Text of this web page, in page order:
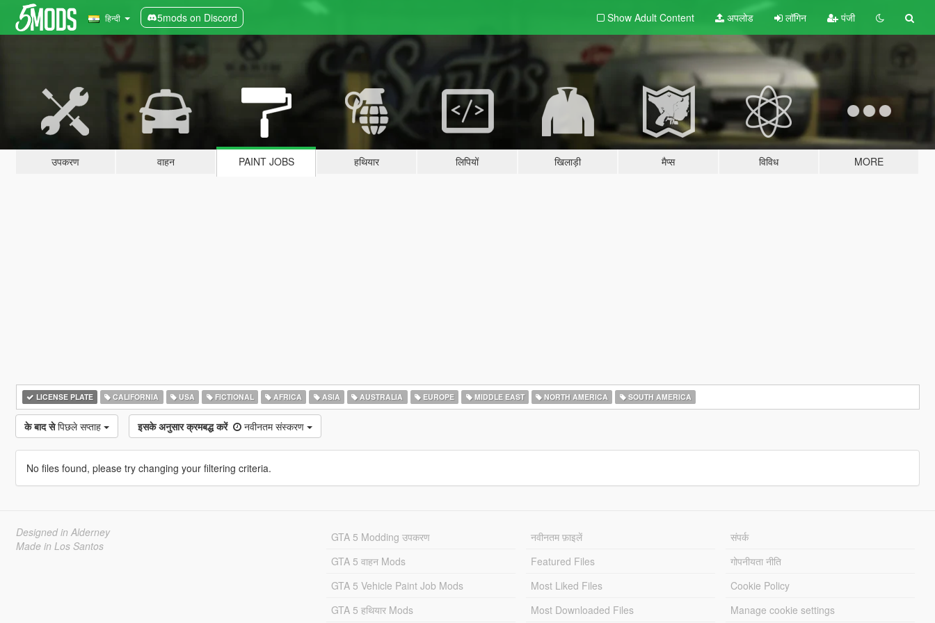
हिन्दी 5mods on Discord Show Adult Content अपलोड लॉगिन पंजी
उपकरण वाहन PAINT JOBS हथियार लिपियों खिलाड़ी मैप्स विविध MORE
LICENSE PLATE CALIFORNIA USA FICTIONAL AFRICA ASIA AUSTRALIA EUROPE MIDDLE EAST NORTH AMERICA SOUTH AMERICA
के बाद से पिछले सप्ताह इसके अनुसार क्रमबद्ध करें नवीनतम संस्करण
No files found, please try changing your filtering criteria.
Designed in Alderney
Made in Los Santos
GTA 5 Modding उपकरण
GTA 5 वाहन Mods
GTA 5 Vehicle Paint Job Mods
GTA 5 हथियार Mods
नवीनतम फ़ाइलें
Featured Files
Most Liked Files
Most Downloaded Files
संपर्क
गोपनीयता नीति
Cookie Policy
Manage cookie settings